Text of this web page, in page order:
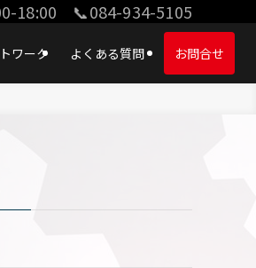
18:00 📞084-934-5105
ワーク よくある質問 お問合せ